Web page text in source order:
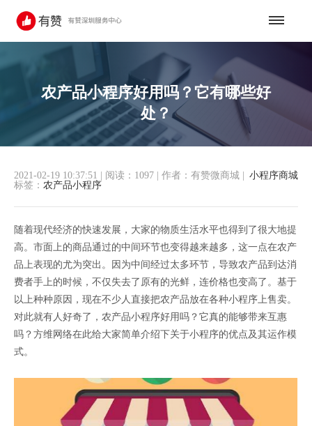
农产品小程序好用吗？它有哪些好
处？
小程序商城
2021-02-19 10:37:51 阅读：1097 作者：有赞微商城
标签： 农产品小程序
随着现代经济的快速发展，大家的物质生活水平也得到了很大地提
高。市面上的商品通过的中间环节也变得越来越多，这一点在农产
品上表现的尤为突出。因为中间经过太多环节，导致农产品到达消
费者手上的时候，不仅失去了原有的光鲜，连价格也变高了。基于
以上种种原因，现在不少人直接把农产品放在各种小程序上售卖。
对此就有人好奇了，农产品小程序好用吗？它真的能够带来互惠
吗？方维网络在此给大家简单介绍下关于小程序的优点及其运作模
式。